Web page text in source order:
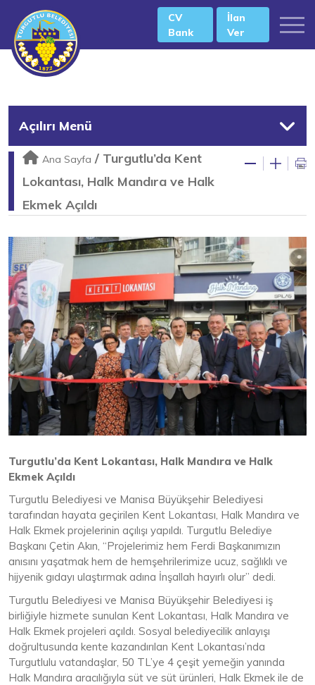
CV
Bank
İlan
Ver
Açılırı Menü
Ana Sayfa / Turgutlu’da Kent
Lokantası, Halk Mandıra ve Halk
Ekmek Açıldı
Turgutlu’da Kent Lokantası, Halk Mandıra ve Halk
Ekmek Açıldı
Turgutlu Belediyesi ve Manisa Büyükşehir Belediyesi
tarafından hayata geçirilen Kent Lokantası, Halk Mandıra ve
Halk Ekmek projelerinin açılışı yapıldı. Turgutlu Belediye
Başkanı Çetin Akın, “Projelerimiz hem Ferdi Başkanımızın
anısını yaşatmak hem de hemşehrilerimize ucuz, sağlıklı ve
hijyenik gıdayı ulaştırmak adına İnşallah hayırlı olur” dedi.
Turgutlu Belediyesi ve Manisa Büyükşehir Belediyesi iş
birliğiyle hizmete sunulan Kent Lokantası, Halk Mandıra ve
Halk Ekmek projeleri açıldı. Sosyal belediyecilik anlayışı
doğrultusunda kente kazandırılan Kent Lokantası’nda
Turgutlulu vatandaşlar, 50 TL’ye 4 çeşit yemeğin yanında
Halk Mandıra aracılığıyla süt ve süt ürünleri, Halk Ekmek ile de